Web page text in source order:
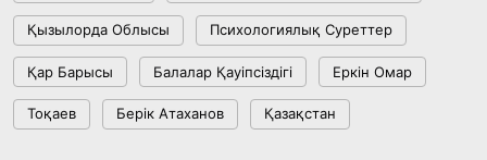
АЛТЫН ОРДА ТАРИХЫН ОҚЫТУДЫҢ
ИННОВАЦИЯЛЫҚ ТӘСІЛДЕРІ ЕНГІЗІЛЕДІ
10:28, 15 Шілде 2026
Қызылорда Облысы Психологиялық Суреттер
Қар Барысы Балалар Қауіпсіздігі Еркін Омар
Тоқаев Берік Атаханов Қазақстан